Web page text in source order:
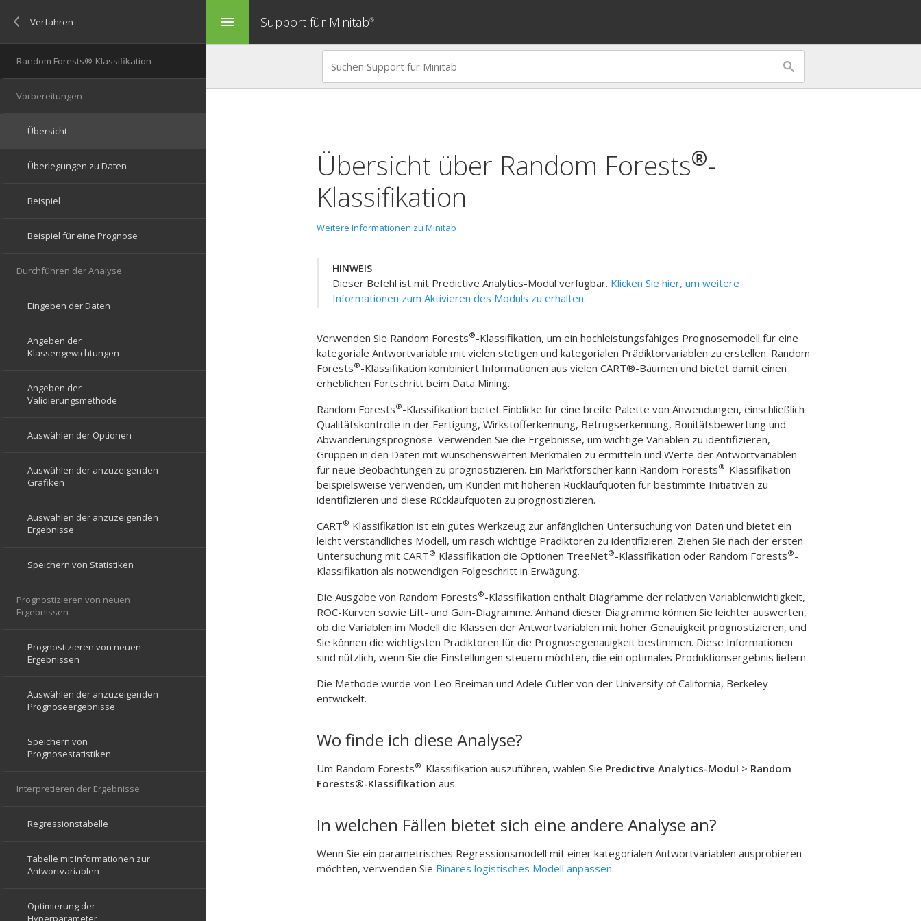
menu Support für Minitab®
Übersicht über Random Forests®-
Klassifikation
Weitere Informationen zu Minitab
HINWEIS
Dieser Befehl ist mit Predictive Analytics-Modul verfügbar. Klicken Sie hier, um weitere
Informationen zum Aktivieren des Moduls zu erhalten.
Verwenden Sie Random Forests®-Klassifikation, um ein hochleistungsfähiges Prognosemodell für eine
kategoriale Antwortvariable mit vielen stetigen und kategorialen Prädiktorvariablen zu erstellen. Random
Forests®-Klassifikation kombiniert Informationen aus vielen CART®-Bäumen und bietet damit einen
erheblichen Fortschritt beim Data Mining.
Random Forests®-Klassifikation bietet Einblicke für eine breite Palette von Anwendungen, einschließlich
Qualitätskontrolle in der Fertigung, Wirkstofferkennung, Betrugserkennung, Bonitätsbewertung und
Abwanderungsprognose. Verwenden Sie die Ergebnisse, um wichtige Variablen zu identifizieren,
Gruppen in den Daten mit wünschenswerten Merkmalen zu ermitteln und Werte der Antwortvariablen
für neue Beobachtungen zu prognostizieren. Ein Marktforscher kann Random Forests®-Klassifikation
beispielsweise verwenden, um Kunden mit höheren Rücklaufquoten für bestimmte Initiativen zu
identifizieren und diese Rücklaufquoten zu prognostizieren.
CART® Klassifikation ist ein gutes Werkzeug zur anfänglichen Untersuchung von Daten und bietet ein
leicht verständliches Modell, um rasch wichtige Prädiktoren zu identifizieren. Ziehen Sie nach der ersten
Untersuchung mit CART® Klassifikation die Optionen TreeNet®-Klassifikation oder Random Forests®-
Klassifikation als notwendigen Folgeschritt in Erwägung.
Die Ausgabe von Random Forests®-Klassifikation enthält Diagramme der relativen Variablenwichtigkeit,
ROC-Kurven sowie Lift- und Gain-Diagramme. Anhand dieser Diagramme können Sie leichter auswerten,
ob die Variablen im Modell die Klassen der Antwortvariablen mit hoher Genauigkeit prognostizieren, und
Sie können die wichtigsten Prädiktoren für die Prognosegenauigkeit bestimmen. Diese Informationen
sind nützlich, wenn Sie die Einstellungen steuern möchten, die ein optimales Produktionsergebnis liefern.
Die Methode wurde von Leo Breiman und Adele Cutler von der University of California, Berkeley
entwickelt.
Wo finde ich diese Analyse?
Um Random Forests®-Klassifikation auszuführen, wählen Sie Predictive Analytics-Modul > Random
Forests®-Klassifikation aus.
In welchen Fällen bietet sich eine andere Analyse an?
Wenn Sie ein parametrisches Regressionsmodell mit einer kategorialen Antwortvariablen ausprobieren
möchten, verwenden Sie Binäres logistisches Modell anpassen.